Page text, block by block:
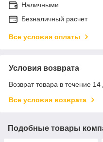
Наличными
Безналичный расчет
Все условия оплаты
Условия возврата
Возврат товара в течение
Все условия возврата
Подобные товары